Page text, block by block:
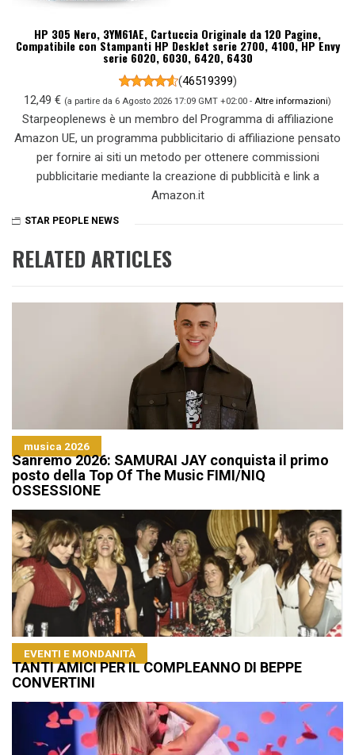
HP 305 Nero, 3YM61AE, Cartuccia Originale da 120 Pagine,
Compatibile con Stampanti HP DeskJet serie 2700, 4100, HP Envy
serie 6020, 6030, 6420, 6430
(46519399)
12,49 € (a partire da 6 Agosto 2026 17:09 GMT +02:00 - Altre informazioni)
Starpeoplenews è un membro del Programma di affiliazione
Amazon UE, un programma pubblicitario di affiliazione pensato
per fornire ai siti un metodo per ottenere commissioni
pubblicitarie mediante la creazione di pubblicità e link a
Amazon.it
STAR PEOPLE NEWS
RELATED ARTICLES
musica 2026
Sanremo 2026: SAMURAI JAY conquista il primo
posto della Top Of The Music FIMI/NIQ
OSSESSIONE
EVENTI E MONDANITÀ
TANTI AMICI PER IL COMPLEANNO DI BEPPE
CONVERTINI